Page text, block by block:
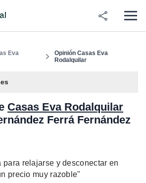
Eva
Opinión Casas Eva
Rodalquilar
Casas Eva Rodalquilar
Ferrá Fernández
para relajarse y desconectar en
precio muy razoble"